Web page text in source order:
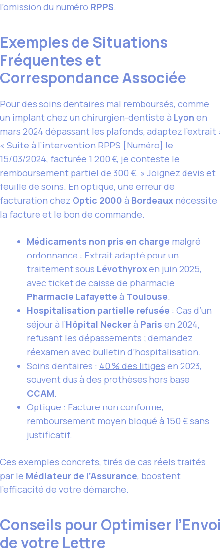
l’omission du numéro RPPS.
Exemples de Situations
Fréquentes et
Correspondance Associée
Pour des soins dentaires mal remboursés, comme
un implant chez un chirurgien-dentiste à Lyon en
mars 2024 dépassant les plafonds, adaptez l’extrait :
« Suite à l’intervention RPPS [Numéro] le
15/03/2024, facturée 1 200 €, je conteste le
remboursement partiel de 300 €. » Joignez devis et
feuille de soins. En optique, une erreur de
facturation chez Optic 2000 à Bordeaux nécessite
la facture et le bon de commande.
Médicaments non pris en charge malgré
ordonnance : Extrait adapté pour un
traitement sous Lévothyroxen juin 2025,
avec ticket de caisse de pharmacie
Pharmacie Lafayette à Toulouse.
Hospitalisation partielle refusée : Cas d’un
séjour à l’Hôpital Neckerà Paris en 2024,
refusant les dépassements ; demandez
réexamen avec bulletin d’hospitalisation.
Soins dentaires : 40 % des litiges en 2023,
souvent dus à des prothèses hors base
CCAM.
Optique : Facture non conforme,
remboursement moyen bloqué à 150 €sans
justificatif.
Ces exemples concrets, tirés de cas réels traités
par le Médiateur de l’Assurance, boostent
l’efficacité de votre démarche.
Conseils pour Optimiser l’Envoi
de votre Lettre